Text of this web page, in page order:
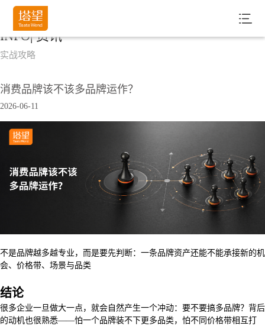
INFO| 资讯
实战攻略
消费品牌该不该多品牌运作？
2026-06-11
不是品牌越多越专业，而是要先判断：一条品牌资产还能不能承接新的机
会、价格带、场景与品类
结论
很多企业一旦做大一点，就会自然产生一个冲动：要不要搞多品牌？背后
的动机也很熟悉——怕一个品牌装不下更多品类，怕不同价格带相互打